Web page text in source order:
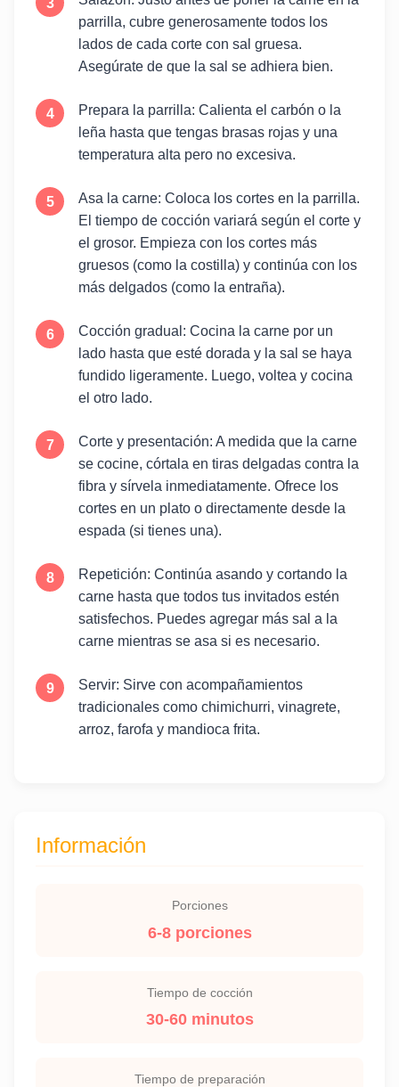
parrilla, cubre generosamente todos los
lados de cada corte con sal gruesa.
Asegúrate de que la sal se adhiera bien.
Prepara la parrilla: Calienta el carbón o la
leña hasta que tengas brasas rojas y una
temperatura alta pero no excesiva.
Asa la carne: Coloca los cortes en la parrilla.
El tiempo de cocción variará según el corte y
el grosor. Empieza con los cortes más
gruesos (como la costilla) y continúa con los
más delgados (como la entraña).
Cocción gradual: Cocina la carne por un
lado hasta que esté dorada y la sal se haya
fundido ligeramente. Luego, voltea y cocina
el otro lado.
Corte y presentación: A medida que la carne
se cocine, córtala en tiras delgadas contra la
fibra y sírvela inmediatamente. Ofrece los
cortes en un plato o directamente desde la
espada (si tienes una).
Repetición: Continúa asando y cortando la
carne hasta que todos tus invitados estén
satisfechos. Puedes agregar más sal a la
carne mientras se asa si es necesario.
Servir: Sirve con acompañamientos
tradicionales como chimichurri, vinagrete,
arroz, farofa y mandioca frita.
Información
Porciones
6-8 porciones
Tiempo de cocción
30-60 minutos
Tiempo de preparación